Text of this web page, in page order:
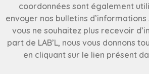
coordonnées sont également
envoyer nos bulletins d’informations
vous ne souhaitez plus recevoir
part de LAB’L, nous vous donnons
en cliquant sur le lien présent